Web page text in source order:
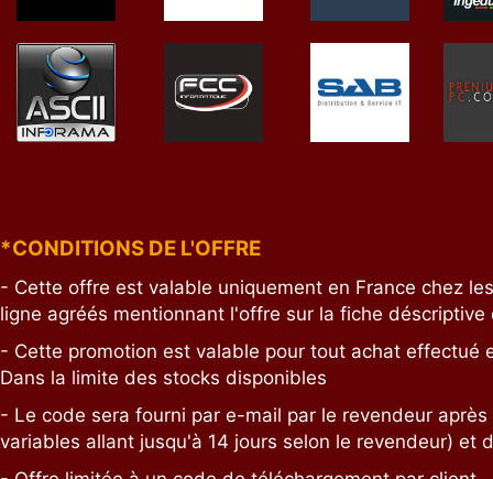
*CONDITIONS DE L'OFFRE
- Cette offre est valable uniquement en France chez
ligne agréés mentionnant l'offre sur la fiche déscriptive
- Cette promotion est valable pour tout achat effectué
Dans la limite des stocks disponibles
- Le code sera fourni par e-mail par le revendeur
variables allant jusqu'à 14 jours selon le revendeur) et